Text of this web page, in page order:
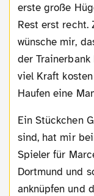
erste große
Rest erst recht.
wünsche mir,
der Trainerbank
viel Kraft
Haufen eine
Ein Stückchen Glauben daran, dass wir doch eins
sind, hat mir
Spieler für
Dortmund und
anknüpfen und